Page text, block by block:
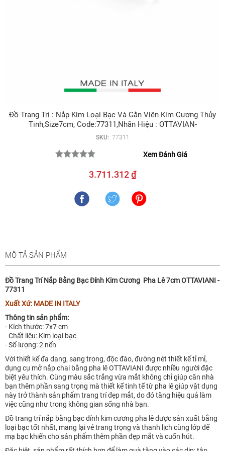
Đồ Trang Trí : Nắp Kim Loại Bạc Và Gắn Viên Kim Cương Thủy
Tinh,size7cm, Code:77311,nhãn Hiệu : OTTAVIAN-
SKU: 77311
Xem Đánh Giá
3.711.312 ₫
MÔ TẢ SẢN PHẨM
Đồ Trang Trí Nắp Bằng Bạc Đính Kim Cương Pha Lê 7cm OTTAVIANI -
77311
Xuất Xứ: MADE IN ITALY
Thông tin sản phẩm:
- Kích thước: 7x7 cm
- Chất liệu: Kim loại bạc
- Số lượng: 2 nến
Với thiết kế đa dạng, sang trọng, độc đáo, đường nét thiết kế tỉ mỉ,
dụng cụ mở nắp chai bằng pha lê OTTAVIANI được nhiều người đặc
biệt yêu thích. Cùng màu sắc trắng vừa mắt không chỉ giúp căn nhà
bạn thêm phần sang trọng mà thiết kế tinh tế từ pha lê giúp vật dụng
này trở thành sản phẩm trang trí đẹp mắt, do đó tăng hiệu quả làm
việc cũng như trong không gian sống nhà bạn.
Đồ trang trí nắp bằng bạc đính kim cương pha lê được sản xuất bằng
loại bạc tốt nhất, mang lại vẻ trang trọng và thanh lịch cùng lớp đế
mạ bạc khiến cho sản phẩm thêm phần đẹp mắt và cuốn hút.